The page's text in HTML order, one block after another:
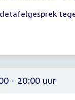
- 20:00 uur